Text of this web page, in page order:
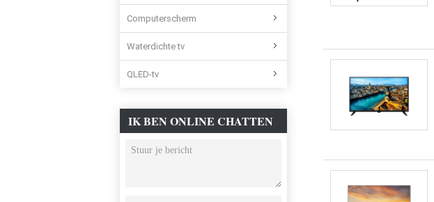
Computerscherm
Waterdichte tv
QLED-tv
IK BEN ONLINE CHATTEN
NU